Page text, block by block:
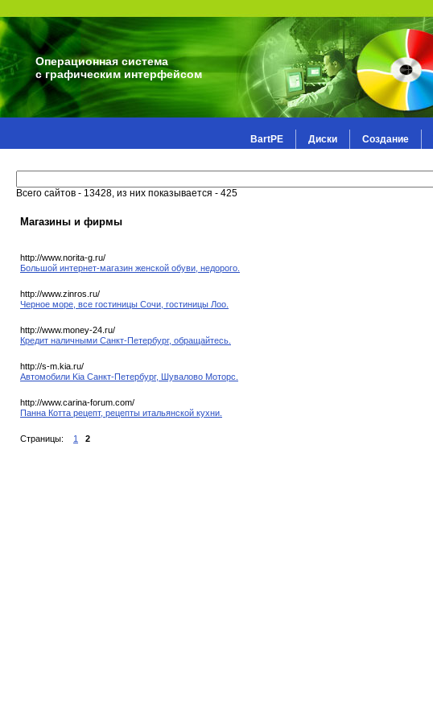
Операционная система
с графическим интерфейсом
BartPE Диски Создание
Всего сайтов - 13428, из них показывается - 425
Магазины и фирмы
http://www.norita-g.ru/
Большой интернет-магазин женской обуви, недорого.
http://www.zinros.ru/
Черное море, все гостиницы Сочи, гостиницы Лоо.
http://www.money-24.ru/
Кредит наличными Санкт-Петербург, обращайтесь.
http://s-m.kia.ru/
Автомобили Kia Санкт-Петербург, Шувалово Моторс.
http://www.carina-forum.com/
Панна Котта рецепт, рецепты итальянской кухни.
Страницы: 1 2